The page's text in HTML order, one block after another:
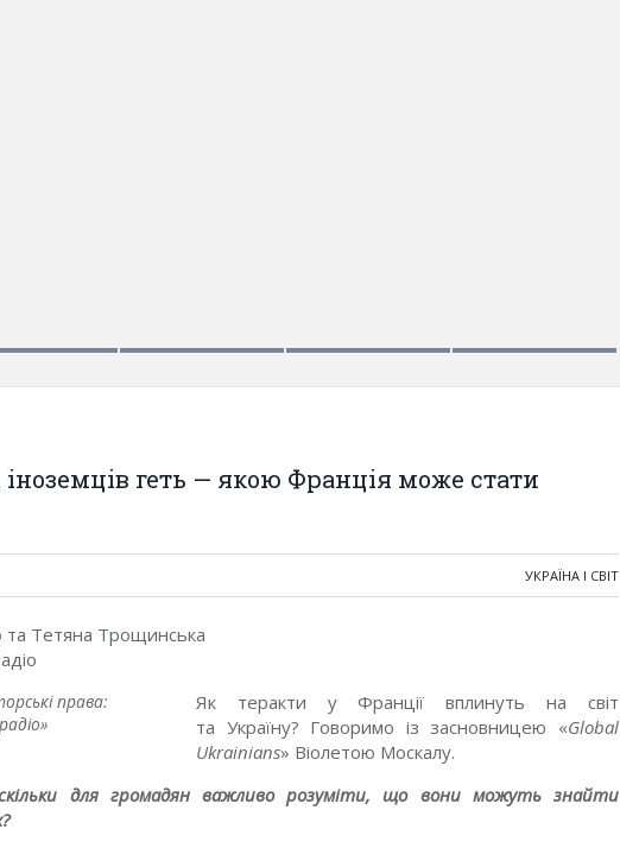
геть — якою Франція може стати
УКРАЇНА І СВІТ
Тетяна Трощинська
права:
Як теракти у Франції вплинуть на світ
та Україну? Говоримо із засновницею «Global
Ukrainians» Віолетою Москалу.
для громадян важливо розуміти, що вони можуть знайти